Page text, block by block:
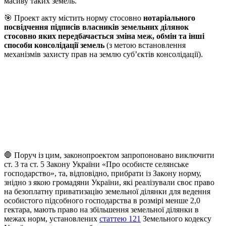
🎯 Проект акту містить норму стосовно нотаріального
посвідчення підписів власників земельних ділянок
стосовно яких передбачається зміна меж, обмін та інші
способи консолідації земель (з метою встановлення
механізмів захисту прав на землю суб’єктів консолідації).
🛑 Поруч із цим, законопроектом запропоновано виключити
ст. 3 та ст. 5 Закону України «Про особисте селянське
господарство», та, відповідно, прибрати із Закону норму,
знідно з якою громадяни України, які реалізували своє право
на безоплатну приватизацію земельної ділянки для ведення
особистого підсобного господарства в розмірі менше 2,0
гектара, мають право на збільшення земельної ділянки в
межах норм, установлених статтею 121 Земельного кодексу